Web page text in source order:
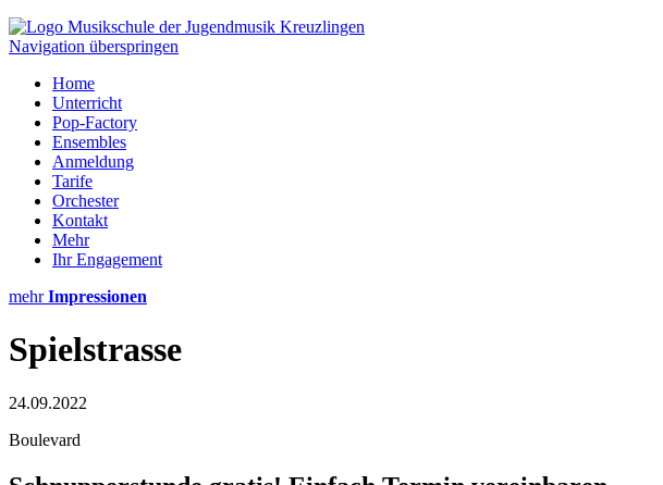
Navigation überspringen
Home
Unterricht
Pop-Factory
Ensembles
Anmeldung
Tarife
Orchester
Kontakt
Mehr
Ihr Engagement
mehrImpressionen
Spielstrasse
24.09.2022
Boulevard